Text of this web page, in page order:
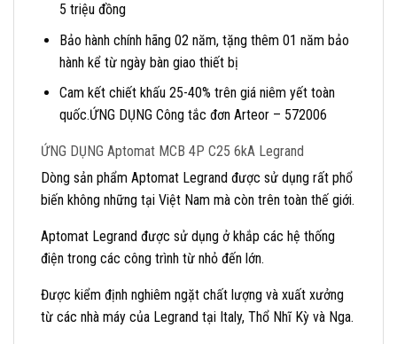
5 triệu đồng
Bảo hành chính hãng 02 năm, tặng thêm 01 năm bảo
hành kể từ ngày bàn giao thiết bị
Cam kết chiết khấu 25-40% trên giá niêm yết toàn
quốc.ỨNG DỤNG Công tắc đơn Arteor – 572006
ỨNG DỤNG Aptomat MCB 4P C25 6kA Legrand
Dòng sản phẩm Aptomat Legrand được sử dụng rất phổ
biến không những tại Việt Nam mà còn trên toàn thế giới.
Aptomat Legrand được sử dụng ở khắp các hệ thống
điện trong các công trình từ nhỏ đến lớn.
Được kiểm định nghiêm ngặt chất lượng và xuất xưởng
từ các nhà máy của Legrand tại Italy, Thổ Nhĩ Kỳ và Nga.